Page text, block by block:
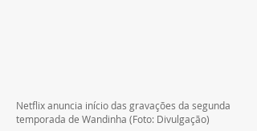
Netflix anuncia início das gravações da segunda
temporada de Wandinha (Foto: Divulgação)